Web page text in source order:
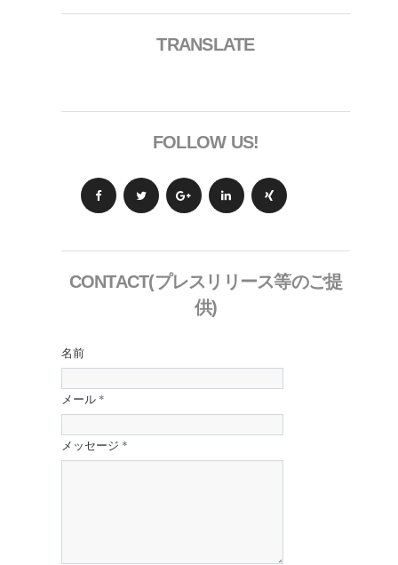
TRANSLATE
FOLLOW US!
CONTACT(プレスリリース等のご提
供)
名前
メール *
メッセージ *